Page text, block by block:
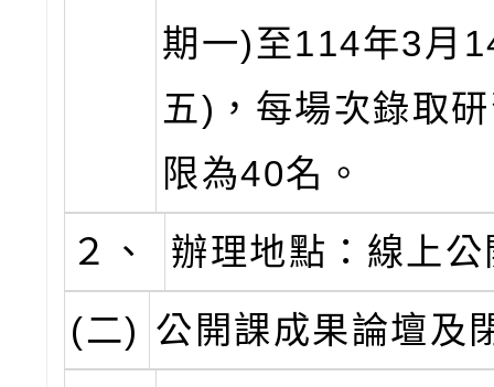
期一)至114年3月
五)，每場次錄取
限為40名。
２、
辦理地點：線上
(二) 公開課成果論壇及